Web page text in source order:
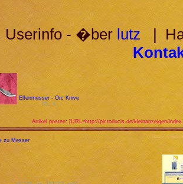
Userinfo - �ber lutz |
Elfenmesser - Orc Knive
85,- €
Artikel posten: [URL=http://pictorlucis.de/kleinanzeigen/
zu Messer